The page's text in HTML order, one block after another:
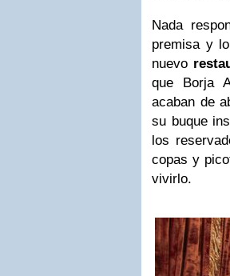
Nada
premisa y
nuevo
que Borja
acaban de
su buque
los
copas y
vivirlo.